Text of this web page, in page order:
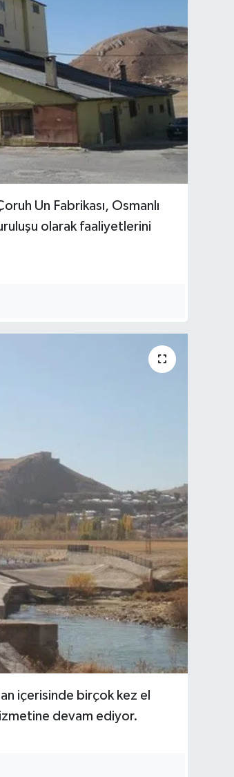
Un Fabrikası, Osmanlı
olarak faaliyetlerini
içerisinde birçok kez el
devam ediyor.